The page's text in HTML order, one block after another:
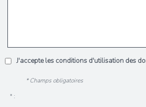
J'accepte les conditions d'utilisation des
* Champs obligatoires
* :